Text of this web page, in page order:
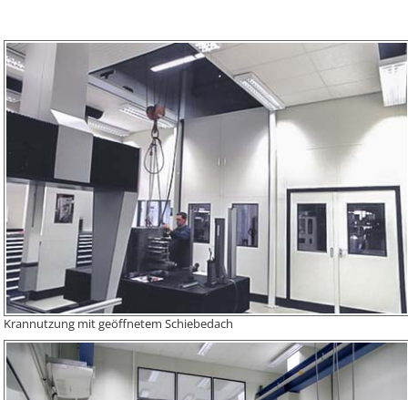
Krannutzung mit geöffnetem Schiebedach